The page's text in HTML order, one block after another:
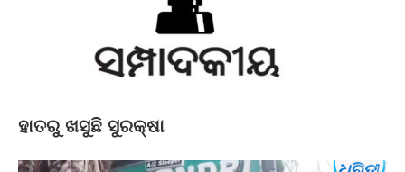
ହାତରୁ ଖସୁଛି ସୁରକ୍ଷା